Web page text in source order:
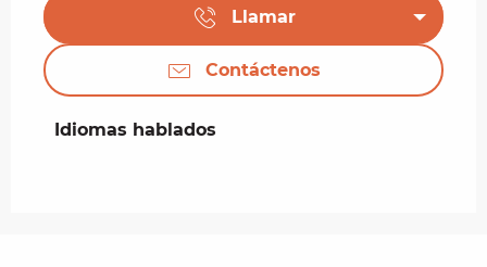
Llamar
Contáctenos
Idiomas hablados
Idiomas hablados